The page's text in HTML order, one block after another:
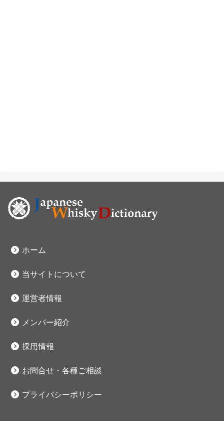
ホーム
当サイトについて
運営者情報
メンバー紹介
採用情報
お問合せ・各種ご相談
プライバシーポリシー